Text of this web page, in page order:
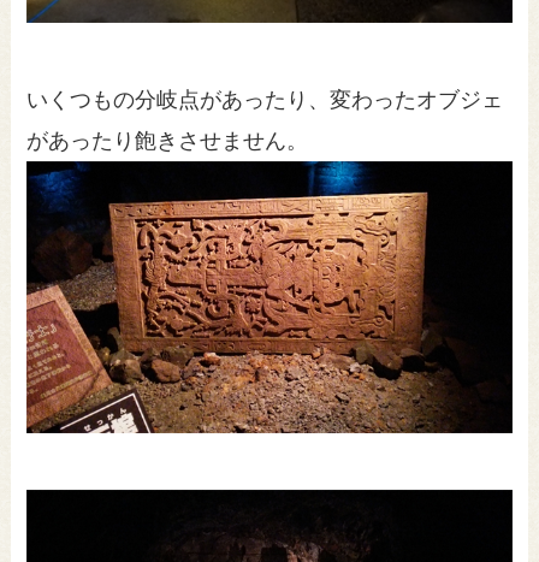
いくつもの分岐点があったり、変わったオブジェ
があったり飽きさせません。